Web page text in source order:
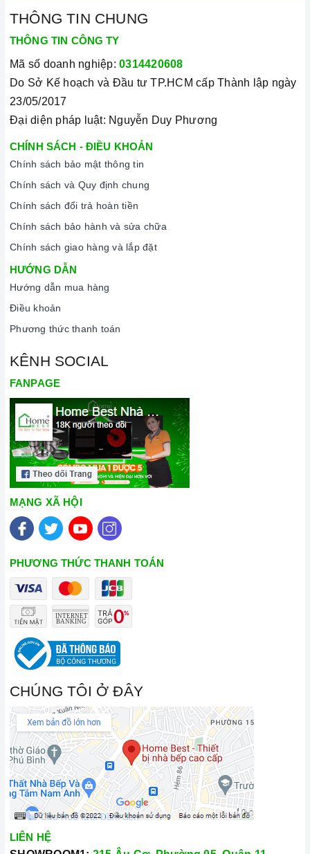
THÔNG TIN CHUNG
THÔNG TIN CÔNG TY
Mã số doanh nghiệp: 0314420608
Do Sở Kế hoạch và Đầu tư TP.HCM cấp Thành lập ngày
23/05/2017
Đại diện pháp luật: Nguyễn Duy Phương
CHÍNH SÁCH - ĐIỀU KHOẢN
Chính sách bảo mật thông tin
Chính sách và Quy định chung
Chính sách đổi trả hoàn tiền
Chính sách bảo hành và sửa chữa
Chính sách giao hàng và lắp đặt
HƯỚNG DẪN
Hướng dẫn mua hàng
Điều khoản
Phương thức thanh toán
KÊNH SOCIAL
FANPAGE
MẠNG XÃ HỘI
PHƯƠNG THỨC THANH TOÁN
CHÚNG TÔI Ở ĐÂY
LIÊN HỆ